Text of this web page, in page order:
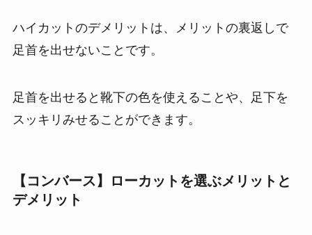
ハイカットのデメリットは、メリットの裏返しで
足首を出せないことです。
足首を出せると靴下の色を使えることや、足下を
スッキリみせることができます。
【コンバース】ローカットを選ぶメリットと
デメリット